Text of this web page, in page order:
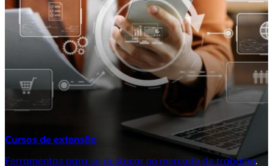
Cursos de extensão
Ferramentas para se destacar no mercado de trabalho.